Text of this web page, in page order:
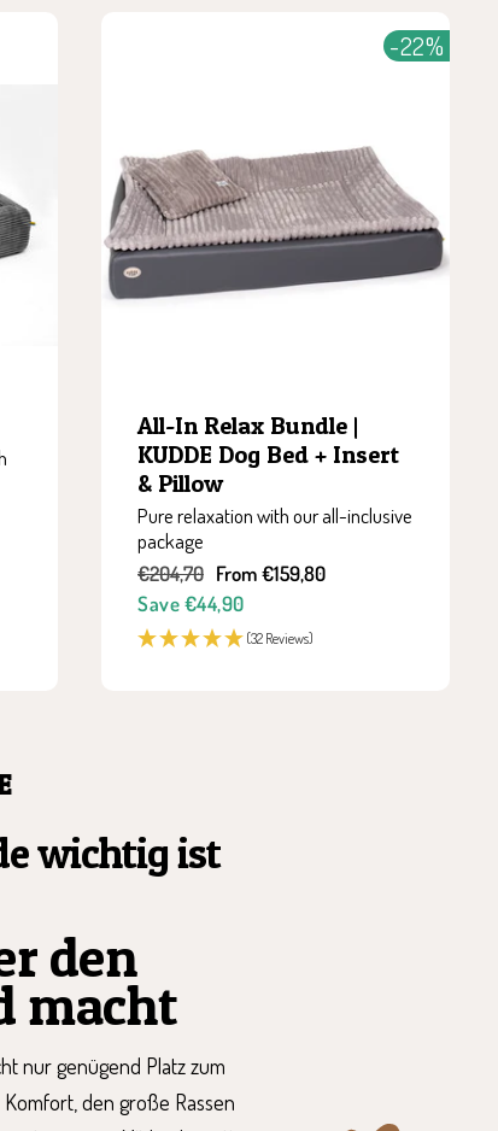
-22%
All-In Relax Bundle |
KUDDE Dog Bed + Insert
& Pillow
Pure relaxation with our all-inclusive
package
Sale
price
From €159,80
Regular
price
€204,70
Save €44,90
(32 Reviews)
wichtig ist
den
macht
nur genügend Platz zum
den große Rassen